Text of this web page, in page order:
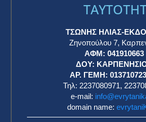
ΤΣΩΝΗΣ ΗΛΙΑΣ-
Ζηνοπούλου 7,
ΑΦΜ: 041910663
ΔΟΥ:
ΑΡ. ΓΕΜΗ:
Τηλ: 2237080971,
e-mail:
domain name: